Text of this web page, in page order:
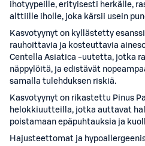
ihotyypeille, erityisesti herkälle,
alttiille iholle, joka kärsii usein
Kasvotyynyt on kyllästetty
rauhoittavia ja kosteuttavia
Centella Asiatica -uutetta, jotka
näppylöitä, ja edistävät
samalla tulehduksen riskiä.
Kasvotyynyt on rikastettu Pinus
helokkiuutteilla, jotka auttavat
poistamaan epäpuhtauksia ja
Hajusteettomat ja